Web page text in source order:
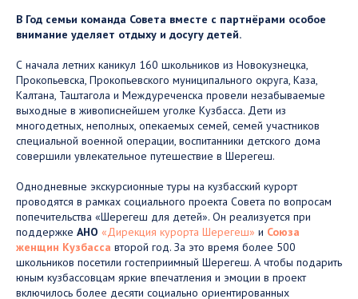
В Год семьи команда Совета вместе с партнёрами особое
внимание уделяет отдыху и досугу детей.
С начала летних каникул 160 школьников из Новокузнецка,
Прокопьевска, Прокопьевского муниципального округа, Каза,
Калтана, Таштагола и Междуреченска провели незабываемые
выходные в живописнейшем уголке Кузбасса. Дети из
многодетных, неполных, опекаемых семей, семей участников
специальной военной операции, воспитанники детского дома
совершили увлекательное путешествие в Шерегеш.
Однодневные экскурсионные туры на кузбасский курорт
проводятся в рамках социального проекта Совета по вопросам
попечительства «Шерегеш для детей». Он реализуется при
поддержке АНО «Дирекция курорта Шерегеш» и Союза
женщин Кузбасса второй год. За это время более 500
школьников посетили гостеприимный Шерегеш. А чтобы подарить
юным кузбассовцам яркие впечатления и эмоции в проект
включилось более десяти социально ориентированных